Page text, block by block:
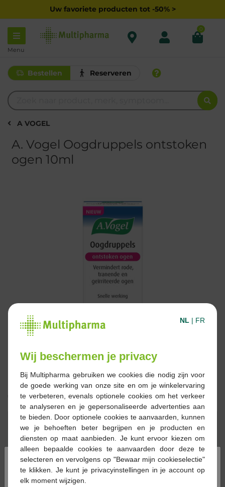
Uw favoriete producten tot -50% >
Menu
0
Bestellen Reserveren
A VOGEL
A. Vogel Oogdruppels ontstoken
ogen 10ml
€ 17,49
Bestellen Reserveren
Op voorraad online
- +
×
NL | FR
Wij beschermen je privacy
Bij Multipharma gebruiken we cookies die nodig zijn voor
de goede werking van onze site en om je winkelervaring
te verbeteren, evenals optionele cookies om het verkeer
te analyseren en je gepersonaliseerde advertenties aan
te bieden. Door optionele cookies te aanvaarden, kunnen
we je behoeften beter begrijpen en je producten en
diensten op maat aanbieden. Je kunt ervoor kiezen om
alleen bepaalde cookies te aanvaarden door deze te
selecteren en vervolgens op "Bewaar mijn cookieselectie"
te klikken. Je kunt je privacyinstellingen in je account op
elk moment wijzigen.